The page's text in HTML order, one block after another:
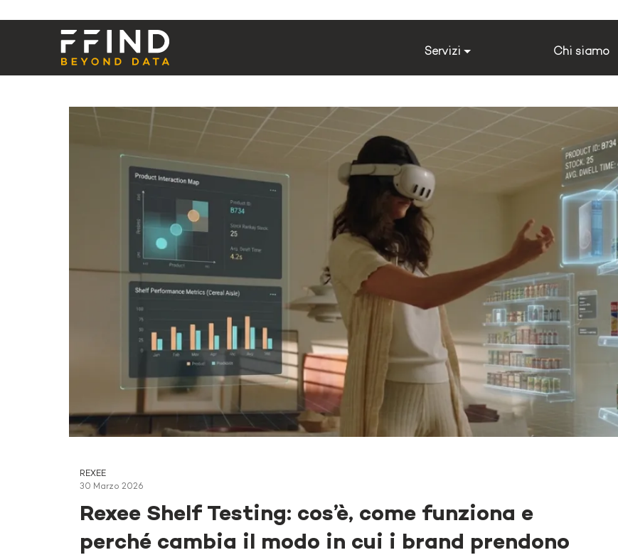
Servizi Chi siamo
REXEE
30 Marzo 2026
Rexee Shelf Testing: cos’è, come funziona e
perché cambia il modo in cui i brand prendono